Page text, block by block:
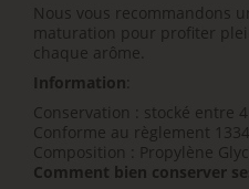
Nous vous recommandons
maturation pour profiter
chaque arôme.
Information
Conservation : stocké entre 4
Conforme au règlement
Composition :
Propylène
Comment bien conserver